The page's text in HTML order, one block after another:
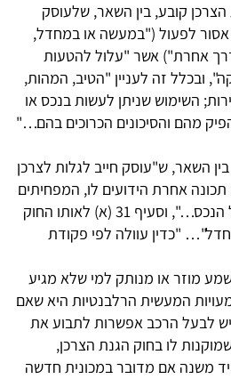
הגנת הצרכן קובע, בין השאר, שלעוסק
לפעול ("במעשה או במחדל,
אחרת") אשר "עלול להטעות
ובכלל זה לעניין "הטיב, המהות,
השימוש שניתן לעשות בנכס או
מהם והסיכונים הכרוכים בהם…"
בין השאר, ש"עוסק חייב לגלות לצרכן
תכונה אחרת הידועים לו, המפחיתים
באופן משמעותי מערכו של הנכס…", וסעיף 31 (א) לאותו החוק
"כדין עוולה לפי פקודת
מוזר או מנותק למי שלא מגיע
המעשית הרלבנטיות היא שאם
לבעל הרכב אפשרות לתבוע את
לו בחוק הגנת הצרכן,
משנה אם מדובר במכונית חדשה